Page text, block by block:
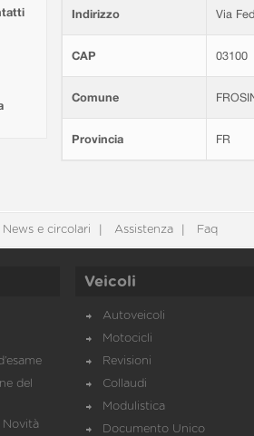
Indirizzo Via
CAP 03100
Comune
Provincia FR
News e circolari Assistenza Faq
del
Novità
Veicoli
Autoveicoli
Motocicli
Revisioni
Collaudi
Modulistica
Documento Unico